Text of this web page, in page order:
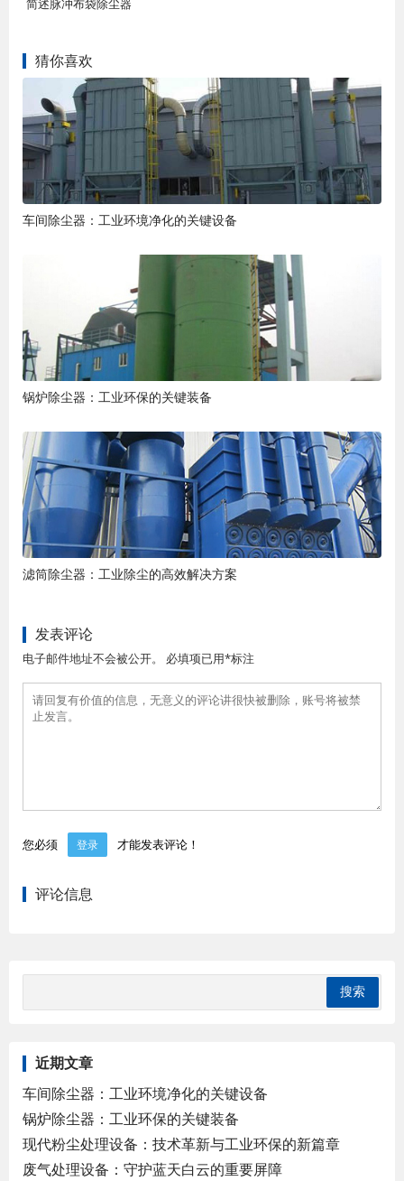
简述脉冲布袋除尘器
猜你喜欢
车间除尘器：工业环境净化的关键设备
锅炉除尘器：工业环保的关键装备
滤筒除尘器：工业除尘的高效解决方案
发表评论
电子邮件地址不会被公开。 必填项已用*标注
您必须 登录 才能发表评论！
评论信息
近期文章
车间除尘器：工业环境净化的关键设备
锅炉除尘器：工业环保的关键装备
现代粉尘处理设备：技术革新与工业环保的新篇章
废气处理设备：守护蓝天白云的重要屏障